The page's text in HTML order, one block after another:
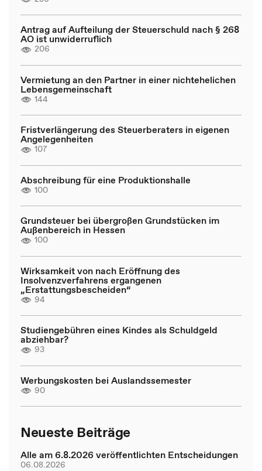
Antrag auf Aufteilung der Steuerschuld nach § 268
AO ist unwiderruflich
206
Vermietung an den Partner in einer nichtehelichen
Lebensgemeinschaft
144
Fristverlängerung des Steuerberaters in eigenen
Angelegenheiten
107
Abschreibung für eine Produktionshalle
100
Grundsteuer bei übergroßen Grundstücken im
Außenbereich in Hessen
100
Wirksamkeit von nach Eröffnung des
Insolvenzverfahrens ergangenen
„Erstattungsbescheiden“
94
Studiengebühren eines Kindes als Schuldgeld
abziehbar?
93
Werbungskosten bei Auslandssemester
90
Neueste Beiträge
Alle am 6.8.2026 veröffentlichten Entscheidungen
06.08.2026